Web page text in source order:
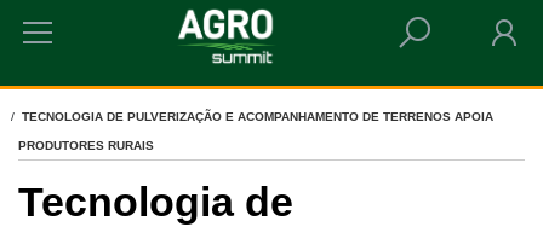
HOME
TECNOLOGIA DE PULVERIZAÇÃO E ACOMPANHAMENTO DE TERRENOS APOIA
PRODUTORES RURAIS
Tecnologia de